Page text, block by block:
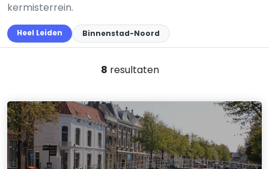
kermisterrein.
Heel Leiden Binnenstad-Noord
8 resultaten